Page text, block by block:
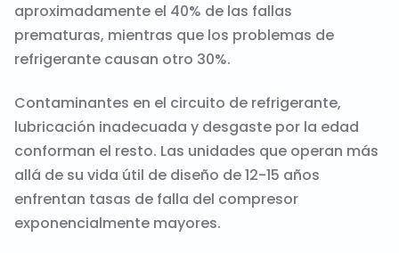
aproximadamente el 40% de las fallas
prematuras, mientras que los problemas de
refrigerante causan otro 30%.
Contaminantes en el circuito de refrigerante,
lubricación inadecuada y desgaste por la edad
conforman el resto. Las unidades que operan más
allá de su vida útil de diseño de 12-15 años
enfrentan tasas de falla del compresor
exponencialmente mayores.